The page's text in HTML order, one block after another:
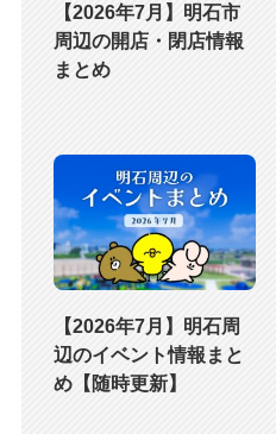
【2026年7月】明石市
周辺の開店・閉店情報
まとめ
【2026年7月】明石周
辺のイベント情報まと
め【随時更新】